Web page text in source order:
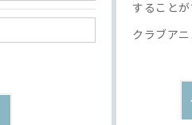
することが
クラブア